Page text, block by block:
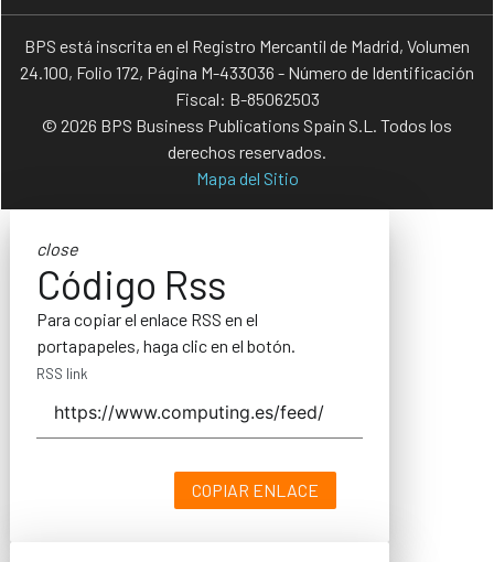
BPS está inscrita en el Registro Mercantil de Madrid, Volumen
24.100, Folio 172, Página M-433036 - Número de Identificación
Fiscal: B-85062503
© 2026 BPS Business Publications Spain S.L. Todos los
derechos reservados.
Mapa del Sitio
close
Código Rss
Para copiar el enlace RSS en el
portapapeles, haga clic en el botón.
RSS link
COPIAR ENLACE